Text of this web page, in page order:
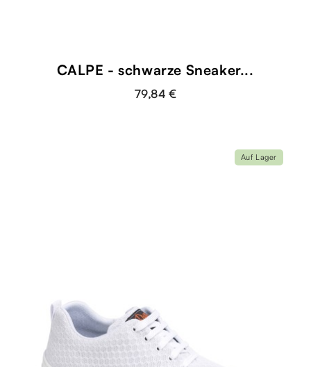
CALPE - schwarze Sneaker...
79,84 €
Auf Lager